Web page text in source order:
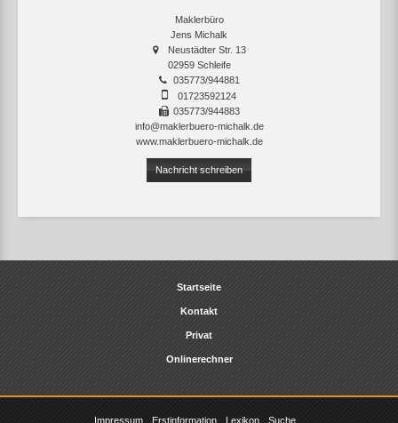
Maklerbüro
Jens Michalk
Neustädter Str. 13
02959 Schleife
035773/944881
01723592124
035773/944883
info@maklerbuero-michalk.de
www.maklerbuero-michalk.de
Nachricht schreiben
Startseite
Kontakt
Privat
Onlinerechner
Impressum Erstinformation Lexikon Suche